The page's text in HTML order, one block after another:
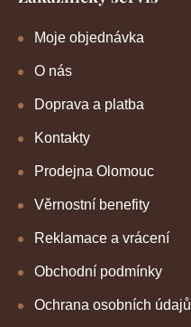
Moje objednávka
O nás
Doprava a platba
Kontakty
Prodejna Olomouc
Věrnostní benefity
Reklamace a vrácení
Obchodní podmínky
Ochrana osobních údajů